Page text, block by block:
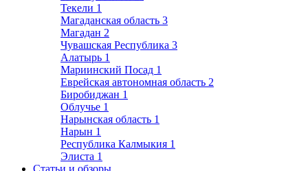
Текели 1
Магаданская область 3
Магадан 2
Чувашская Республика 3
Алатырь 1
Мариинский Посад 1
Еврейская автономная область 2
Биробиджан 1
Облучье 1
Нарынская область 1
Нарын 1
Республика Калмыкия 1
Элиста 1
Статьи и обзоры